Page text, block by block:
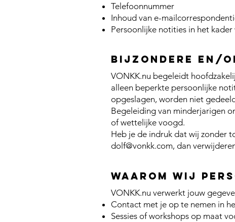
Telefoonnummer
Inhoud van e-
Persoonlijke notities in het
Bijzondere en/
VONKK.nu begeleidt
alleen beperkte persoonlijke
opgeslagen, worden niet
Begeleiding van minderjarigen
of wettelijke voogd.
Heb je de indruk dat wij zonder
dolf@vonkk.com, dan
Waarom wij
VONKK.nu verwerkt jouw
Contact met je op te nemen in
Sessies of workshops op maat